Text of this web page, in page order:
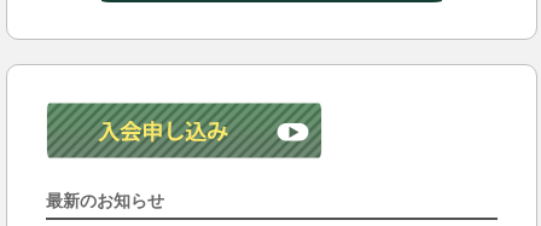
最新のお知らせ